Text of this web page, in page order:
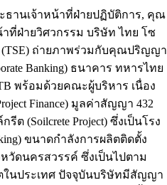
านเจ้าหน้าที่ฝ่ายปฏิบัติการ, คุณ
ที่ฝ่ายวิศวกรรม บริษัท ไทย โซ
(TSE) ถ่ายภาพร่วมกับคุณปริญญา
Banking) ธนาคาร ทหารไทย
พร้อมด้วยคณะผู้บริหาร เนื่อง
Finance) มูลค่าสัญญา 432
(Soilcrete Project) ซึ่งเป็นโรง
ขนาดกำลังการผลิตติดตั้ง
วัดนครสวรรค์ ซึ่งเป็นไปตาม
ในประเทศ ปัจจุบันบริษัทมีสัญญา